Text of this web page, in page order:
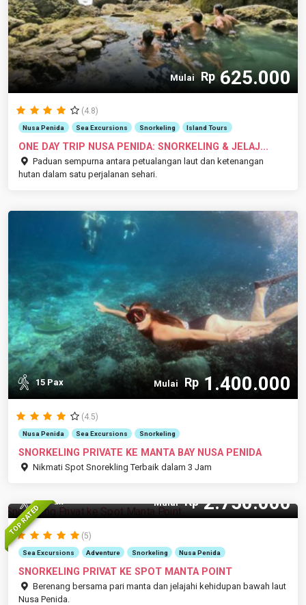
Mulai Rp625.000
(4.8)
Nusa Penida Sea Excursions Snorkeling Island Tours
ONE DAY TRIP NUSA PENIDA: SNORKELING & JELAJ...
Paduan sempurna antara petualangan laut dan ketenangan
hutan dalam satu perjalanan sehari.
15 Pax Mulai Rp1.400.000
(4.5)
Nusa Penida Sea Excursions Snorkeling
SNORKELING PRIVATE KE MANTA BAY NUSA PENIDA
Nikmati Spot Snorekling Terbaik dalam 3 Jam
TOP RATED
15 Pax Mulai Rp2.750.000
(5)
Sea Excursions Adventure Snorkeling Nusa Penida
SNORKELING PRIVAT KE SPOT MANTA POINT
Berenang bersama pari manta dan jelajahi kehidupan bawah laut
Nusa Penida.